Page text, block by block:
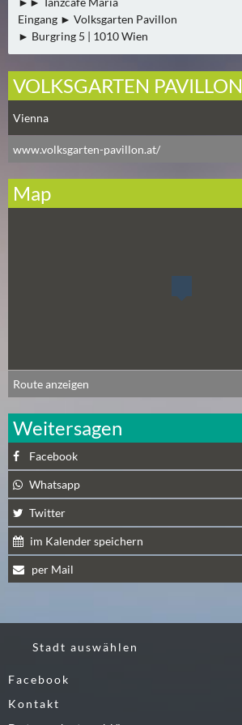
A
U
G
U
S
T
(
1
)
E
R
0
)
Eingang ► Volksgarten Pavillon
► Burgring 5 | 1010 Wien
VOLKSGARTEN PAVILLON
Vienna
www.volksgarten-pavillon.at/
Map
Route anzeigen
Weitersagen
Facebook
Whatsapp
Twitter
im Kalender speichern
per Mail
Stadt auswählen
Facebook
Kontakt